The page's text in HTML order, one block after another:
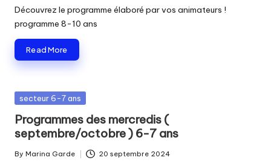
by
Découvrez le programme élaboré par vos animateurs !
programme 8-10 ans
Read More
Posted
secteur 6-7 ans
Programmes des mercredis (
septembre/octobre ) 6-7 ans
Posted
By Marina Garde 20 septembre 2024